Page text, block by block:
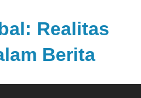
Realitas
Berita